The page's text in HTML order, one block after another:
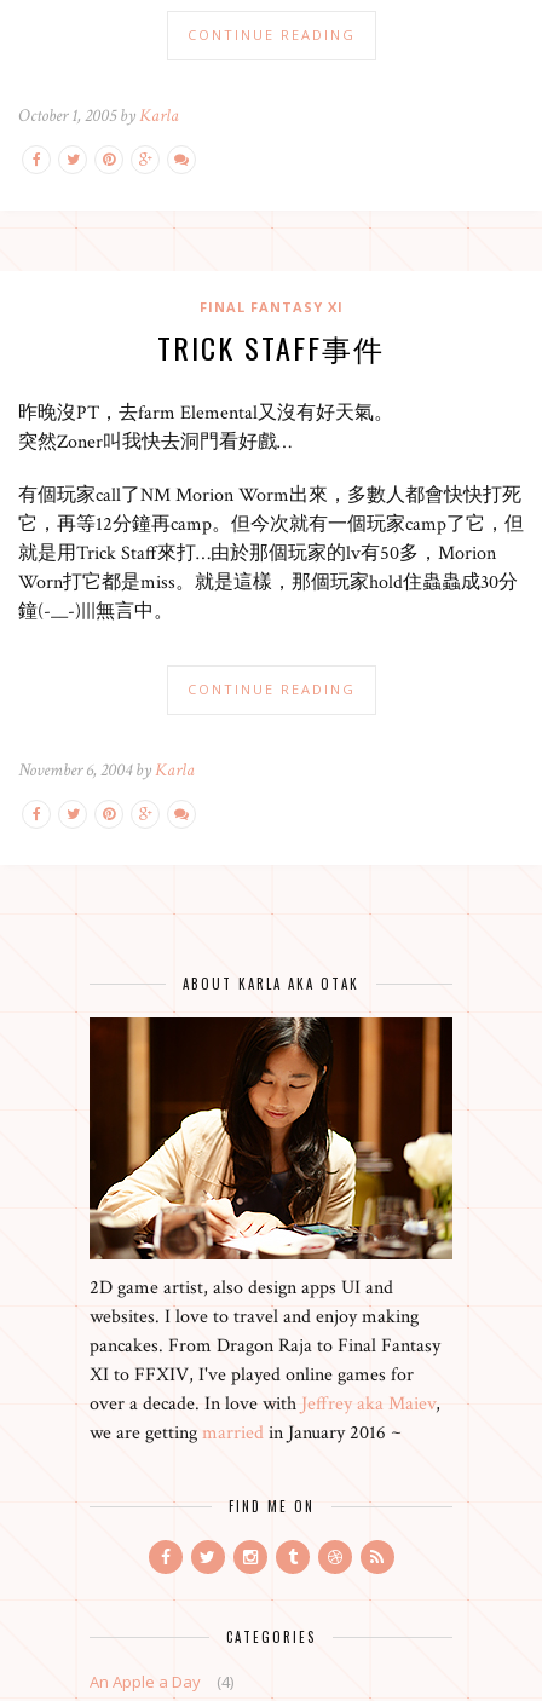
CONTINUE READING
October 1, 2005 byKarla
FINAL FANTASY XI
TRICK STAFF事件
昨晚沒PT，去farm Elemental又沒有好天氣。
突然Zoner叫我快去洞門看好戲…
有個玩家call了NM Morion Worm出來，多數人都會快快打死
它，再等12分鐘再camp。但今次就有一個玩家camp了它，但
就是用Trick Staff來打…由於那個玩家的lv有50多，Morion
Worn打它都是miss。就是這樣，那個玩家hold住蟲蟲成30分
鐘(-__-)|||無言中。
CONTINUE READING
November 6, 2004 byKarla
ABOUT KARLA AKA OTAK
2D game artist, also design apps UI and
websites. I love to travel and enjoy making
pancakes. From Dragon Raja to Final Fantasy
XI to FFXIV, I've played online games for
over a decade. In love with Jeffrey aka Maiev,
we are gettingmarriedin January 2016 ~
FIND ME ON
CATEGORIES
An Apple a Day
(4)